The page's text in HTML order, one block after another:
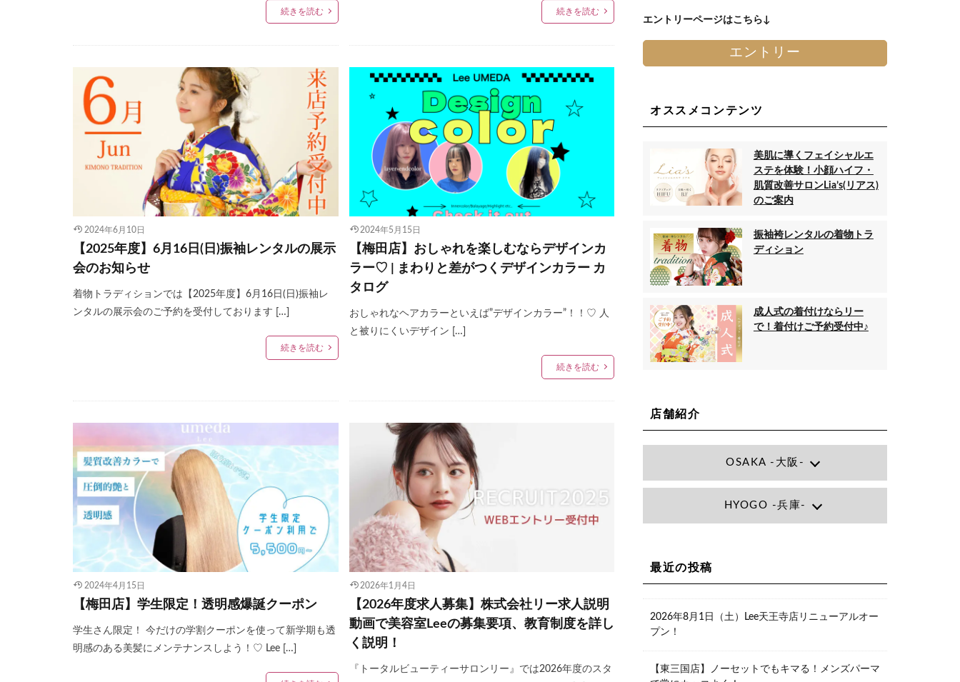
続きを読む 続きを読む
2024年6月10日
【2025年度】6月16日(日)振袖レンタルの展示
会のお知らせ
着物トラディションでは【2025年度】6月16日(日)振袖レ
ンタルの展示会のご予約を受付しております […]
続きを読む
2024年5月15日
【梅田店】おしゃれを楽しむならデザインカ
ラー♡ | まわりと差がつくデザインカラー カ
タログ
おしゃれなヘアカラーといえば”デザインカラー”！！♡ 人
と被りにくいデザイン […]
続きを読む
2024年4月15日
【梅田店】学生限定！透明感爆誕クーポン
学生さん限定！ 今だけの学割クーポンを使って新学期も透
明感のある美髪にメンテナンスしよう！♡ Lee […]
2026年1月4日
【2026年度求人募集】株式会社リー求人説明
動画で美容室Leeの募集要項、教育制度を詳し
く説明！
『トータルビューティーサロンリー』では2026年度のスタ
エントリーページはこちら↓
エントリー
オススメコンテンツ
美肌に導くフェイシャルエ
ステを体験！小顔ハイフ・
肌質改善サロンLia’s(リアス)
のご案内
振袖袴レンタルの着物トラ
ディション
成人式の着付けならリー
で！着付けご予約受付中♪
店舗紹介
OSAKA -大阪-
Lee大阪店
大阪府大阪市北区小松原町1-27梅田エ
大阪府大阪市都島区東野田町２丁目９
Lee堀江店
HYOGO -兵庫-
ライフワーク1F
最近の投稿
2026年8月1日（土）Lee天王寺店リニューアルオー
プン！
【東三国店】ノーセットでもキマる！メンズパーマ